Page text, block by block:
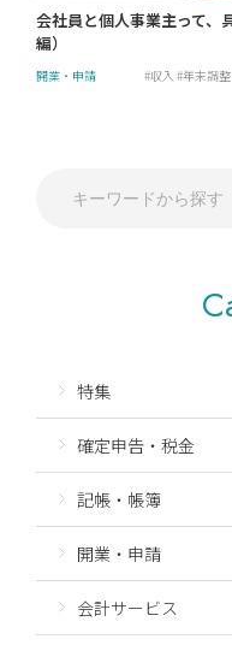
会社員と個人事業主って、
編）
開業・申請 収入 年末調整
特集
確定申告・税金
記帳・帳簿
開業・申請
会計サービス